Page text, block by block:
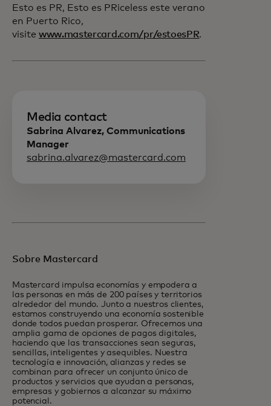
Esto es PR, Esto es PRiceless este verano
en Puerto Rico,
visite www.mastercard.com/pr/estoesPR.
Media contact
Sabrina Alvarez, Communications
Manager
sabrina.alvarez@mastercard.com
Sobre Mastercard
Mastercard impulsa economías y empodera a
las personas en más de 200 países y territorios
alrededor del mundo. Junto a nuestros clientes,
estamos construyendo una economía sostenible
donde todos puedan prosperar. Ofrecemos una
amplia gama de opciones de pagos digitales,
haciendo que las transacciones sean seguras,
sencillas, inteligentes y asequibles. Nuestra
tecnología e innovación, alianzas y redes se
combinan para ofrecer un conjunto único de
productos y servicios que ayudan a personas,
empresas y gobiernos a alcanzar su máximo
potencial.